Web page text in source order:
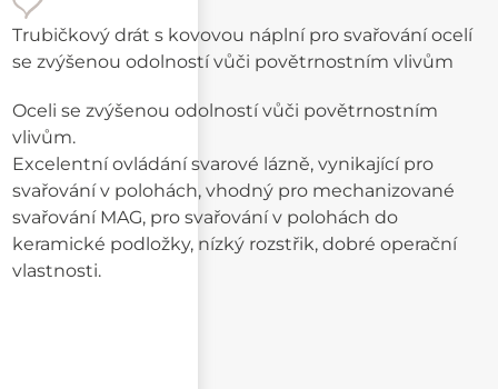
Trubičkový drát s kovovou náplní pro svařování ocelí
se zvýšenou odolností vůči povětrnostním vlivům
Oceli se zvýšenou odolností vůči povětrnostním
vlivům.
Excelentní ovládání svarové lázně, vynikající pro
svařování v polohách, vhodný pro mechanizované
svařování MAG, pro svařování v polohách do
keramické podložky, nízký rozstřik, dobré operační
vlastnosti.